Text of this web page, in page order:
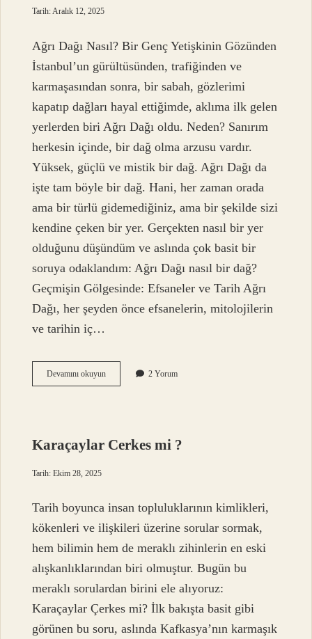
Tarih: Aralık 12, 2025
Ağrı Dağı Nasıl? Bir Genç Yetişkinin Gözünden
İstanbul’un gürültüsünden, trafiğinden ve
karmaşasından sonra, bir sabah, gözlerimi
kapatıp dağları hayal ettiğimde, aklıma ilk gelen
yerlerden biri Ağrı Dağı oldu. Neden? Sanırım
herkesin içinde, bir dağ olma arzusu vardır.
Yüksek, güçlü ve mistik bir dağ. Ağrı Dağı da
işte tam böyle bir dağ. Hani, her zaman orada
ama bir türlü gidemediğiniz, ama bir şekilde sizi
kendine çeken bir yer. Gerçekten nasıl bir yer
olduğunu düşündüm ve aslında çok basit bir
soruya odaklandım: Ağrı Dağı nasıl bir dağ?
Geçmişin Gölgesinde: Efsaneler ve Tarih Ağrı
Dağı, her şeyden önce efsanelerin, mitolojilerin
ve tarihin iç…
Devamını okuyunAğrı
Dağı
2 Yorum
Karaçaylar Cerkes mi ?
Tarih: Ekim 28, 2025
Tarih boyunca insan topluluklarının kimlikleri,
kökenleri ve ilişkileri üzerine sorular sormak,
hem bilimin hem de meraklı zihinlerin en eski
alışkanlıklarından biri olmuştur. Bugün bu
meraklı sorulardan birini ele alıyoruz:
Karaçaylar Çerkes mi? İlk bakışta basit gibi
görünen bu soru, aslında Kafkasya’nın karmaşık